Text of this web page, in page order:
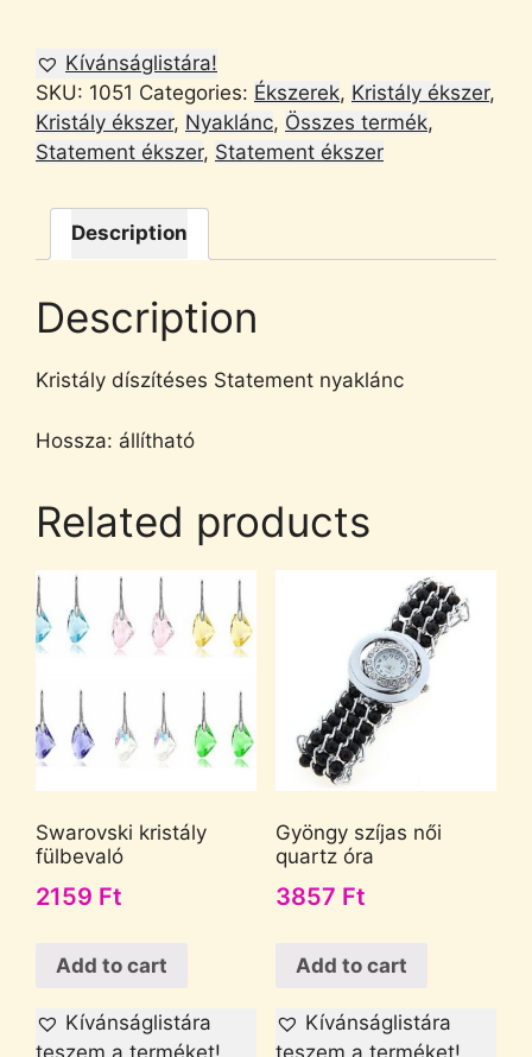
Kívánságlistára!
SKU: 1051 Categories: Ékszerek, Kristály ékszer,
Kristály ékszer, Nyaklánc, Összes termék,
Statement ékszer, Statement ékszer
Description
Description
Kristály díszítéses Statement nyaklánc
Hossza: állítható
Related products
Swarovski kristály
fülbevaló
2159 Ft
Add to cart
Kívánságlistára
Gyöngy szíjas női
quartz óra
3857 Ft
Add to cart
Kívánságlistára